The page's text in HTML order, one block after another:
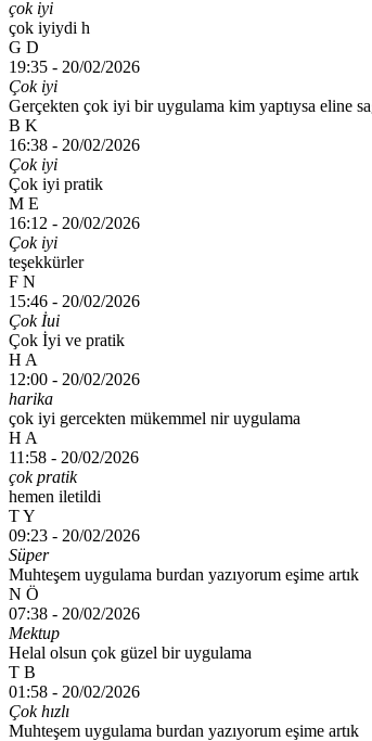
çok iyi
çok iyiydi h
G D
19:35 - 20/02/2026
Çok iyi
Gerçekten çok iyi bir uygulama kim yaptıysa eline
B K
16:38 - 20/02/2026
Çok iyi
Çok iyi pratik
M E
16:12 - 20/02/2026
Çok iyi
teşekkürler
F N
15:46 - 20/02/2026
Çok İui
Çok İyi ve pratik
H A
12:00 - 20/02/2026
harika
çok iyi gercekten mükemmel nir uygulama
H A
11:58 - 20/02/2026
çok pratik
hemen iletildi
T Y
09:23 - 20/02/2026
Süper
Muhteşem uygulama burdan yazıyorum eşime artık
N Ö
07:38 - 20/02/2026
Mektup
Helal olsun çok güzel bir uygulama
T B
01:58 - 20/02/2026
Çok hızlı
Muhteşem uygulama burdan yazıyorum eşime artık